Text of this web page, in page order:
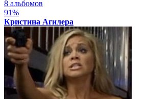
8 альбомов
91%
Кристина Агилера